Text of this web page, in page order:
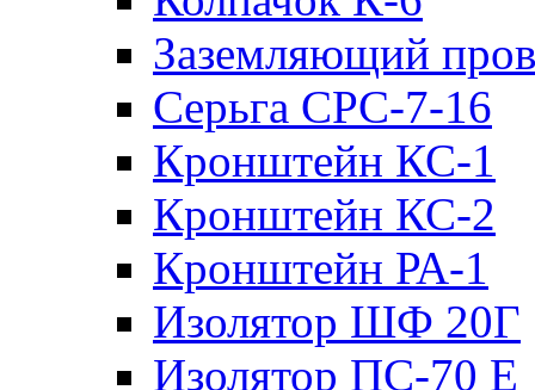
Заземляющий
Серьга СРС-7-16
Кронштейн КС-1
Кронштейн КС-2
Кронштейн РА-1
Изолятор ШФ 20Г
Изолятор ПС-70 Е